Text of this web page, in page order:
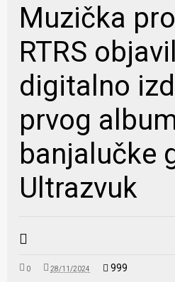
Muzička
RTRS
digitalno
prvog
banjalučke
Ultrazvuk
0 28/11/2024 999